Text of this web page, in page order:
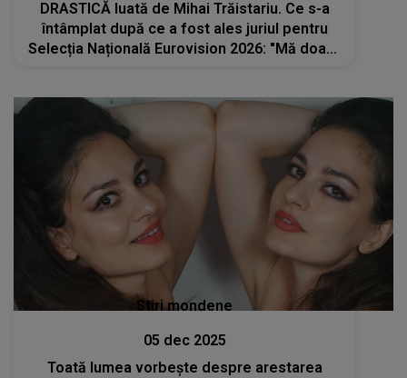
DRASTICĂ luată de Mihai Trăistariu. Ce s-a
întâmplat după ce a fost ales juriul pentru
Selecția Națională Eurovision 2026: "Mă doare
Stiri mondene
05 dec 2025
Toată lumea vorbește despre arestarea